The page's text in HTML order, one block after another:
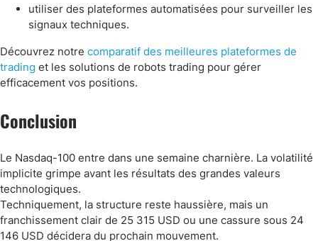
utiliser des plateformes automatisées pour surveiller les
signaux techniques.
Découvrez notre comparatif des meilleures plateformes de
trading et les solutions de robots trading pour gérer
efficacement vos positions.
Conclusion
Le Nasdaq-100 entre dans une semaine charnière. La volatilité
implicite grimpe avant les résultats des grandes valeurs
technologiques.
Techniquement, la structure reste haussière, mais un
franchissement clair de 25 315 USD ou une cassure sous 24
146 USD décidera du prochain mouvement.